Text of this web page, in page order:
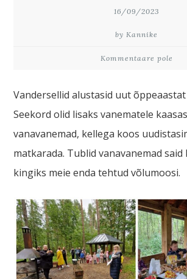
16/09/2023
by Kannike
Kommentaare pole
Vandersellid alustasid uut
Seekord olid lisaks vanematele
vanavanemad, kellega koos
matkarada. Tublid vanavanemad said
kingiks meie enda tehtud võlumoosi.